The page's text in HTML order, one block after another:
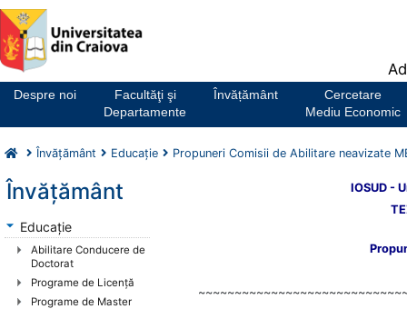
Notă:
Acest
website
un
sistem
accesibilitate.
Despre noi
Facultăţi şi
Departamente
Învățământ
Cercetare
Mediu Economic
Învăţământ Educaţie Propuneri Comisii de Abilitare neavizate
Învăţământ
Educaţie
Abilitare Conducere de
Doctorat
Programe de Licenţă
Programe de Master
IOSUD -